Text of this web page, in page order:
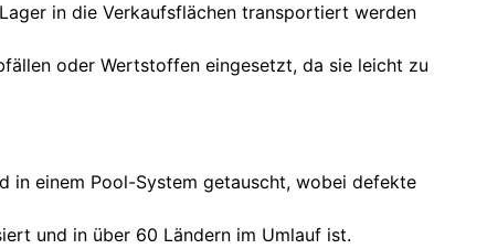
in die Verkaufsflächen transportiert werden
oder Wertstoffen eingesetzt, da sie leicht zu
in einem Pool-System getauscht, wobei defekte
und in über 60 Ländern im Umlauf ist.